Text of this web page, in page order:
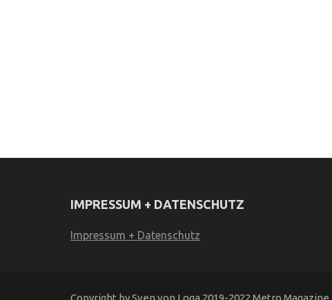
IMPRESSUM + DATENSCHUTZ
Impressum + Datenschutz
Copyright by Sven von Loga 2019-2022 Metro